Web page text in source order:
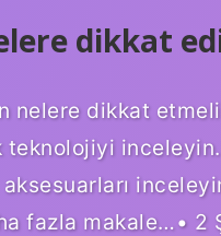
dikkat
nelere dikkat
teknolojiyi
fazla makale…• 2